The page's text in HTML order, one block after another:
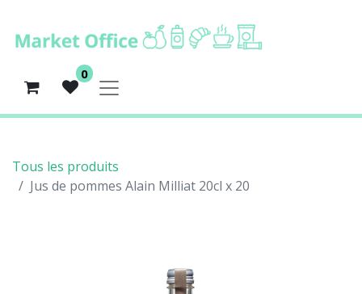
0
Tous les produits
Jus de pommes Alain Milliat 20cl x 20